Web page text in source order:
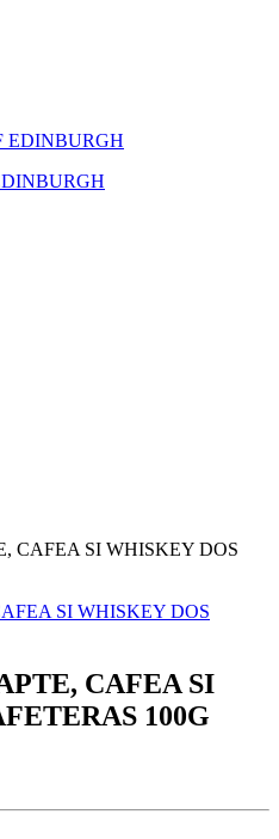
CAFEA SI WHISKEY DOS
CAFEA SI
100G